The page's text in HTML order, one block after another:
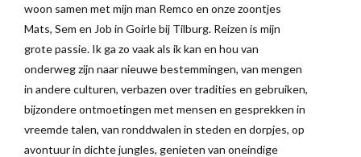
woon samen met mijn man Remco en onze zoontjes
Mats, Sem en Job in Goirle bij Tilburg. Reizen is mijn
grote passie. Ik ga zo vaak als ik kan en hou van
onderweg zijn naar nieuwe bestemmingen, van mengen
in andere culturen, verbazen over tradities en gebruiken,
bijzondere ontmoetingen met mensen en gesprekken in
vreemde talen, van ronddwalen in steden en dorpjes, op
avontuur in dichte jungles, genieten van oneindige